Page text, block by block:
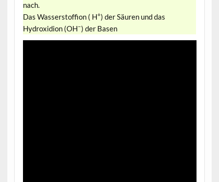
nach.
Das Wasserstoffion ( H+) der Säuren und das
Hydroxidion (OH–) der Basen